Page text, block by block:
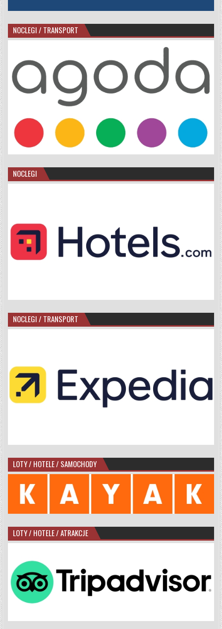
NOCLEGI / TRANSPORT
NOCLEGI
NOCLEGI / TRANSPORT
LOTY / HOTELE / SAMOCHODY
LOTY / HOTELE / ATRAKCJE